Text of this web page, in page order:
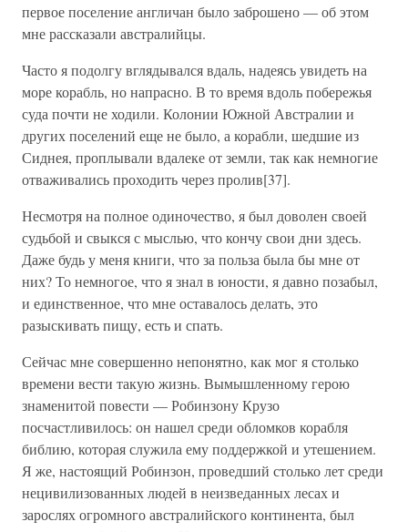
первое поселение англичан было заброшено — об этом
мне рассказали австралийцы.
Часто я подолгу вглядывался вдаль, надеясь увидеть на
море корабль, но напрасно. В то время вдоль побережья
суда почти не ходили. Колонии Южной Австралии и
других поселений еще не было, а корабли, шедшие из
Сиднея, проплывали вдалеке от земли, так как немногие
отваживались проходить через пролив[37].
Несмотря на полное одиночество, я был доволен своей
судьбой и свыкся с мыслью, что кончу свои дни здесь.
Даже будь у меня книги, что за польза была бы мне от
них? То немногое, что я знал в юности, я давно позабыл,
и единственное, что мне оставалось делать, это
разыскивать пищу, есть и спать.
Сейчас мне совершенно непонятно, как мог я столько
времени вести такую жизнь. Вымышленному герою
знаменитой повести — Робинзону Крузо
посчастливилось: он нашел среди обломков корабля
библию, которая служила ему поддержкой и утешением.
Я же, настоящий Робинзон, проведший столько лет среди
нецивилизованных людей в неизведанных лесах и
зарослях огромного австралийского континента, был